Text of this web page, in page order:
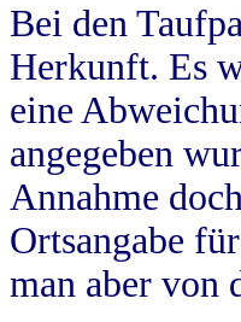
Bei den
Herkunft. Es
eine
angegeben
Annahme
Ortsangabe
man aber von